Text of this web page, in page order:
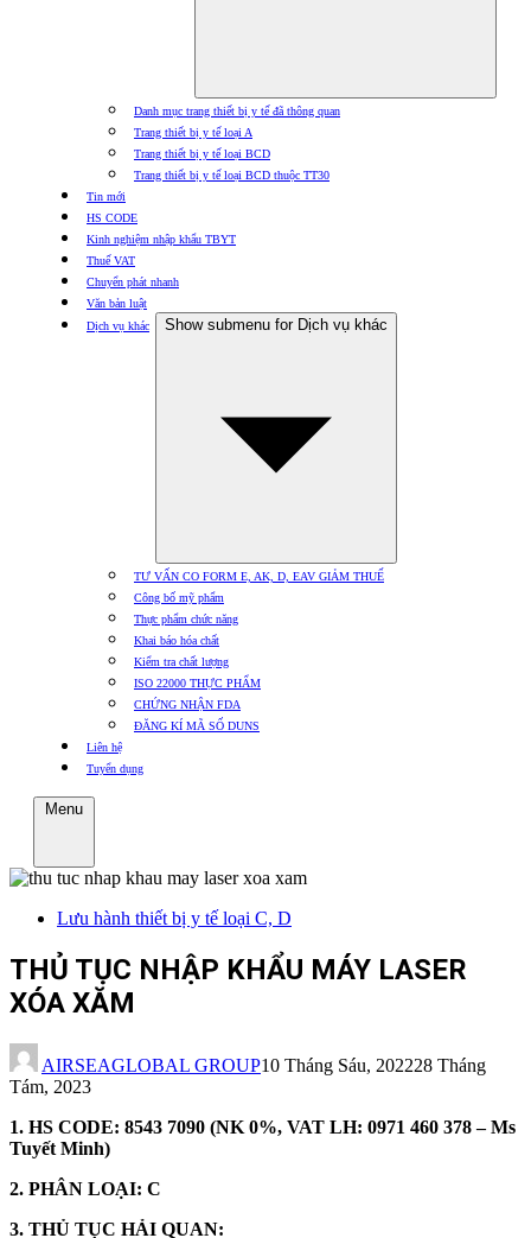
Danh mục trang thiết bị y tế đã thông quan
Trang thiết bị y tế loại A
Trang thiết bị y tế loại BCD
Trang thiết bị y tế loại BCD thuộc TT30
Tin mới
HS CODE
Kinh nghiệm nhập khẩu TBYT
Thuế VAT
Chuyển phát nhanh
Văn bản luật
Dịch vụ khác
Show submenu for Dịch vụ khác
TƯ VẤN CO FORM E, AK, D, EAV GIẢM THUẾ
Công bố mỹ phẩm
Thực phẩm chức năng
Khai báo hóa chất
Kiểm tra chất lượng
ISO 22000 THỰC PHẨM
CHỨNG NHẬN FDA
ĐĂNG KÍ MÃ SỐ DUNS
Liên hệ
Tuyển dụng
Menu
Lưu hành thiết bị y tế loại C, D
THỦ TỤC NHẬP KHẨU MÁY LASER
XÓA XĂM
AIRSEAGLOBAL GROUP10 Tháng Sáu, 202228 Tháng
Tám, 2023
1. HS CODE: 8543 7090 (NK 0%, VAT LH: 0971 460 378 – Ms
Tuyết Minh)
2. PHÂN LOẠI: C
3. THỦ TỤC HẢI QUAN: